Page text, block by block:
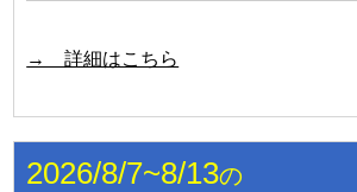
→ 詳細はこちら
2026/8/7~8/13の